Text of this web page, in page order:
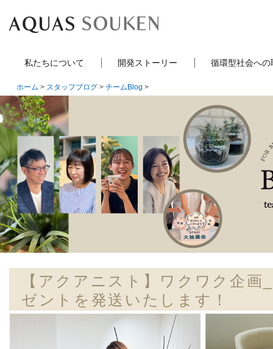
私たちについて 開発ストーリー 循環型社会への
ホーム > スタッフブログ > チームBlog >
【アクアニスト】ワクワク企
ゼントを発送いたします！